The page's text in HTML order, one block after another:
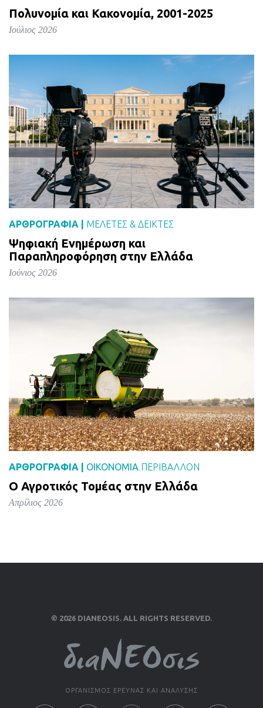
Πολυνομία και Κακονομία, 2001-2025
Ιούλιος 2026
ΑΡΘΡΟΓΡΑΦΙΑ | ΜΕΛΈΤΕΣ & ΔΕΙΚΤΕΣ
Ψηφιακή Ενημέρωση και
Παραπληροφόρηση στην Ελλάδα
Ιούνιος 2026
ΑΡΘΡΟΓΡΑΦΙΑ | ΟΙΚΟΝΟΜΙΑ, ΠΕΡΙΒΑΛΛΟΝ
Ο Αγροτικός Τομέας στην Ελλάδα
Απρίλιος 2026
© 2026 DIANEOSIS. ALL RIGHTS RESERVED.
ΟΡΓΑΝΙΣΜΟΣ ΕΡΕΥΝΑΣ ΚΑΙ ΑΝΑΛΥΣΗΣ